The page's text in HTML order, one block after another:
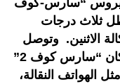
فيروس “سارس-كوف
ثلاث درجات
حرارة مختلفة، بحسب ما أفادت الوكالة الاثنين. ‎وتوصل
العلماء إلى أنه عند 20 درجة مئوية، كان “سارس كوف 2”
الهواتف النقالة،